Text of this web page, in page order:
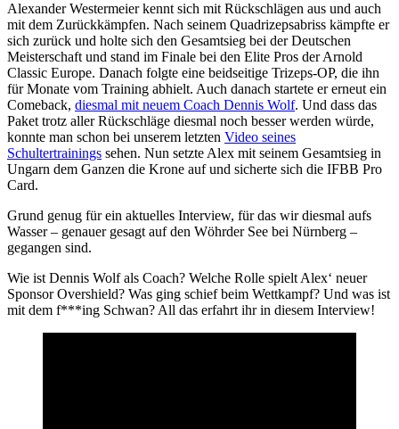
Alexander Westermeier kennt sich mit Rückschlägen aus und auch
mit dem Zurückkämpfen. Nach seinem Quadrizepsabriss kämpfte er
sich zurück und holte sich den Gesamtsieg bei der Deutschen
Meisterschaft und stand im Finale bei den Elite Pros der Arnold
Classic Europe. Danach folgte eine beidseitige Trizeps-OP, die ihn
für Monate vom Training abhielt. Auch danach startete er erneut ein
Comeback, diesmal mit neuem Coach Dennis Wolf. Und dass das
Paket trotz aller Rückschläge diesmal noch besser werden würde,
konnte man schon bei unserem letzten Video seines
Schultertrainings sehen. Nun setzte Alex mit seinem Gesamtsieg in
Ungarn dem Ganzen die Krone auf und sicherte sich die IFBB Pro
Card.
Grund genug für ein aktuelles Interview, für das wir diesmal aufs
Wasser – genauer gesagt auf den Wöhrder See bei Nürnberg –
gegangen sind.
Wie ist Dennis Wolf als Coach? Welche Rolle spielt Alex‘ neuer
Sponsor Overshield? Was ging schief beim Wettkampf? Und was ist
mit dem f***ing Schwan? All das erfahrt ihr in diesem Interview!